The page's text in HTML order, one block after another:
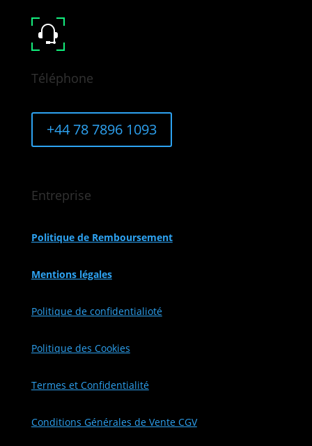
Téléphone
+44 78 7896 1093
Entreprise
Politique de Remboursement
Mentions légales
Politique de confidentialioté
Politique des Cookies
Termes et Confidentialité
Conditions Générales de Vente CGV